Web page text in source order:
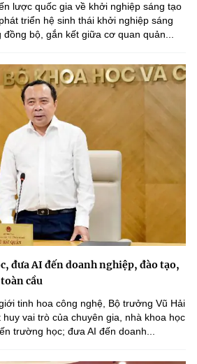
lược quốc gia về khởi nghiệp sáng tạo
triển hệ sinh thái khởi nghiệp sáng
bộ, gắn kết giữa cơ quan quản...
đưa AI đến doanh nghiệp, đào tạo,
cầu
tinh hoa công nghệ, Bộ trưởng Vũ Hải
vai trò của chuyên gia, nhà khoa học
trường học; đưa AI đến doanh...